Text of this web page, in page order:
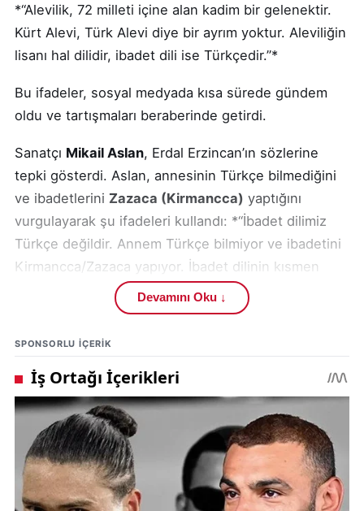
*“Alevilik, 72 milleti içine alan kadim bir gelenektir.
Kürt Alevi, Türk Alevi diye bir ayrım yoktur. Aleviliğin
lisanı hal dilidir, ibadet dili ise Türkçedir.”*
Bu ifadeler, sosyal medyada kısa sürede gündem
oldu ve tartışmaları beraberinde getirdi.
Sanatçı Mikail Aslan, Erdal Erzincan’ın sözlerine
tepki gösterdi. Aslan, annesinin Türkçe bilmediğini
ve ibadetlerini Zazaca (Kirmancca) yaptığını
vurgulayarak şu ifadeleri kullandı: *“İbadet dilimiz
Türkçe değildir. Annem Türkçe bilmiyor ve ibadetini
Kirmancca/Zazaca yapıyor. İbadet dilinin kısmen
Türkçeleşmesi, Cumhuriyet sonrasındaki
asimilasyon politikalarıyla gerçekleşen bir durumdur.
Onlarca beyitini söylediğiniz Davut Sulari’nin ibadet
dilini merak edenler, kayıtları açıp dinlesin.”*
Bu sözler, Alevi toplumundadil ve kimlik
tartışmasınıyeniden gündeme taşıdı.
Gelen yoğun tepkilerin ardındanErdal Erzincanyeni
bir açıklama yaparak yanlış anlaşılmak istemediğini
söyledi. Erzincan, sözlerinin cemlerde bağlama
Devamını Oku ↓
SPONSORLU IÇERIK